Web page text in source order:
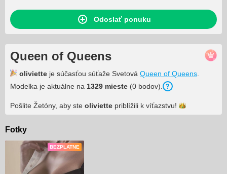
Odoslať ponuku
Queen of Queens
oliviette je súčasťou súťaže Svetová Queen of Queens
Modelka je aktuálne na 1329 mieste (0 bodov).
Pošlite Žetóny, aby ste oliviette priblížili k víťazstvu!
Fotky
BEZPLATNE